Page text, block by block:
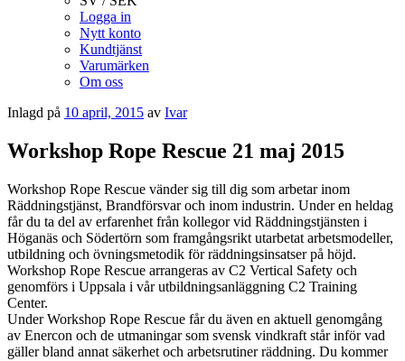
Logga in
Nytt konto
Kundtjänst
Varumärken
Om oss
Inlagd på 10 april, 2015 av Ivar
Workshop Rope Rescue 21 maj 2015
Workshop Rope Rescue vänder sig till dig som arbetar inom
Räddningstjänst, Brandförsvar och inom industrin. Under en heldag
får du ta del av erfarenhet från kollegor vid Räddningstjänsten i
Höganäs och Södertörn som framgångsrikt utarbetat arbetsmodeller,
utbildning och övningsmetodik för räddningsinsatser på höjd.
Workshop Rope Rescue arrangeras av C2 Vertical Safety och
genomförs i Uppsala i vår utbildningsanläggning C2 Training
Center.
Under Workshop Rope Rescue får du även en aktuell genomgång
av Enercon och de utmaningar som svensk vindkraft står inför vad
gäller bland annat säkerhet och arbetsrutiner räddning. Du kommer